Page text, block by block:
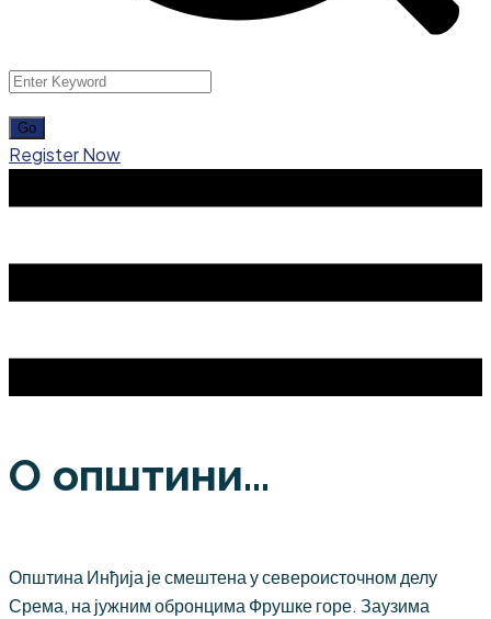
Register Now
О општини...
Општина Инђија је смештена у североисточном делу
Срема, на јужним обронцима Фрушке горе. Заузима